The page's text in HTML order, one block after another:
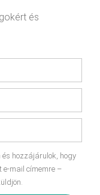
és
és hozzájárulok, hogy
e-mail címemre –